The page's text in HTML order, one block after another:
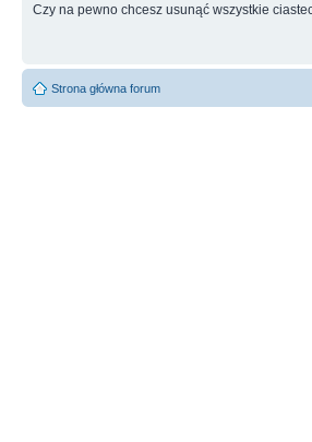
Czy na pewno chcesz usunąć wszystkie
Strona główna forum